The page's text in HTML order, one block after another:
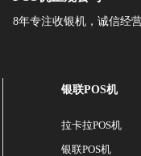
8年专注收银机，诚信经
银联POS机
拉卡拉POS机
银联POS机